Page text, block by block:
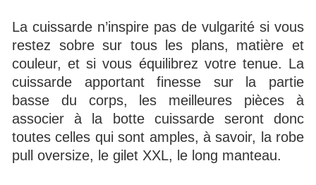
La cuissarde n’inspire pas de vulgarité si vous
restez sobre sur tous les plans, matière et
couleur, et si vous équilibrez votre tenue. La
cuissarde apportant finesse sur la partie
basse du corps, les meilleures pièces à
associer à la botte cuissarde seront donc
toutes celles qui sont amples, à savoir, la robe
pull oversize, le gilet XXL, le long manteau.